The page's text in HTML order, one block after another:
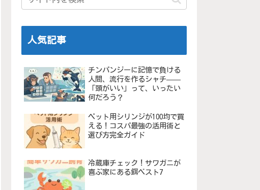
人気記事
チンパンジーに記憶で負ける
人間、流行を作るシャチ——
「頭がいい」って、いったい
何だろう？
ペット用シリンジが100均で買
える！コスパ最強の活用術と
選び方完全ガイド
冷蔵庫チェック！サワガニが
喜ぶ家にある餌ベスト7